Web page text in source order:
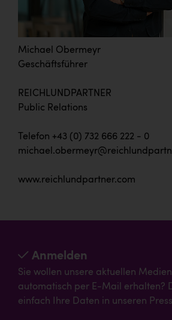
Michael Obermeyr
Geschäftsführer
REICHLUNDPARTNER
Public Relations
Telefon +43 (0) 732 666 222 - 0
www.reichlundpartner.com
Anmelden
Sie wollen unsere aktuellen
automatisch per E-Mail erhalten?
einfach Ihre Daten in unseren